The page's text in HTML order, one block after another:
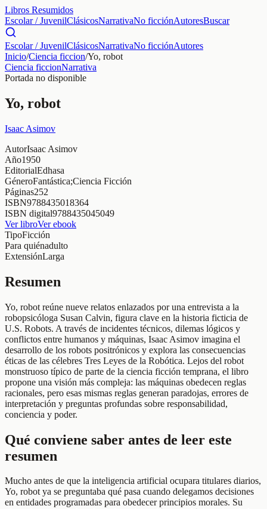
Libros Resumidos
Escolar / JuvenilClásicosNarrativaNo ficciónAutoresBuscar
Escolar / JuvenilClásicosNarrativaNo ficciónAutores
Inicio/Ciencia ficcion/Yo, robot
Ciencia ficcionNarrativa
Portada no disponible
Yo, robot
Isaac Asimov
AutorIsaac Asimov
Año1950
EditorialEdhasa
GéneroFantástica;Ciencia Ficción
Páginas252
ISBN9788435018364
ISBN digital9788435045049
Ver libroVer ebook
TipoFicción
Para quiénadulto
ExtensiónLarga
Resumen
Yo, robot reúne nueve relatos enlazados por una entrevista a la
robopsicóloga Susan Calvin, figura clave en la historia ficticia de
U.S. Robots. A través de incidentes técnicos, dilemas lógicos y
conflictos entre humanos y máquinas, Isaac Asimov imagina el
desarrollo de los robots positrónicos y explora las consecuencias
éticas de las célebres Tres Leyes de la Robótica. Lejos del robot
monstruoso típico de parte de la ciencia ficción temprana, el libro
propone una visión más compleja: las máquinas obedecen reglas
racionales, pero esas mismas reglas generan paradojas, errores de
interpretación y preguntas profundas sobre responsabilidad,
conciencia y poder.
Qué conviene saber antes de leer este
resumen
Mucho antes de que la inteligencia artificial ocupara titulares diarios,
Yo, robot ya se preguntaba qué pasa cuando delegamos decisiones
en entidades programadas para obedecer principios morales. Su